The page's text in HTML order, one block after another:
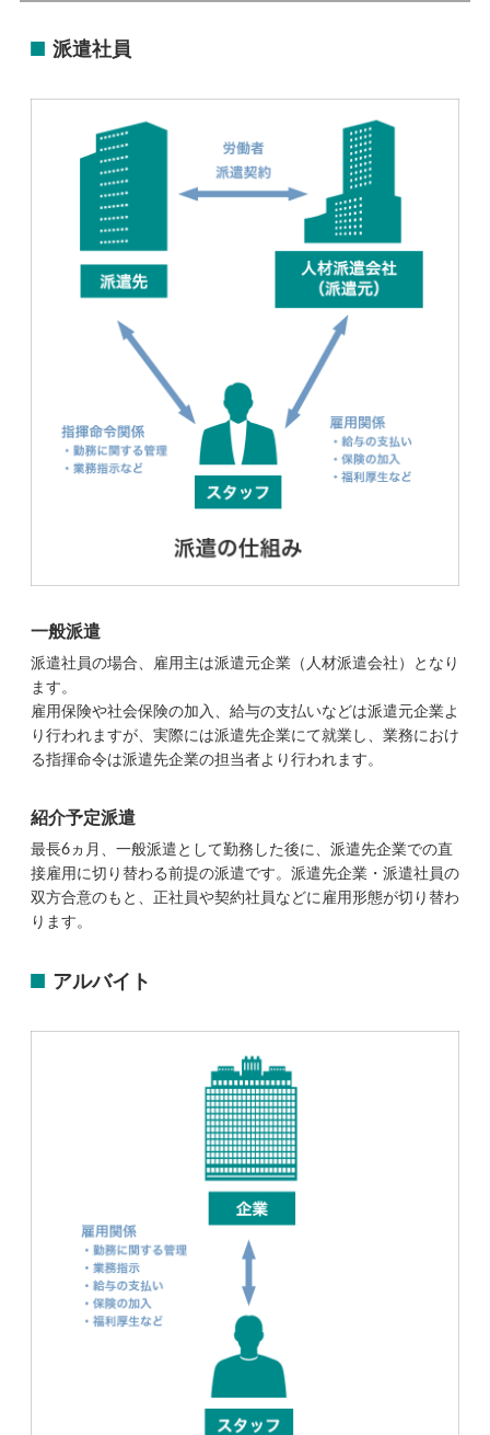
派遣社員
一般派遣
派遣社員の場合、雇用主は派遣元企業（人材派遣会社）となり
ます。
雇用保険や社会保険の加入、給与の支払いなどは派遣元企業よ
り行われますが、実際には派遣先企業にて就業し、業務におけ
る指揮命令は派遣先企業の担当者より行われます。
紹介予定派遣
最長6ヵ月、一般派遣として勤務した後に、派遣先企業での直
接雇用に切り替わる前提の派遣です。派遣先企業・派遣社員の
双方合意のもと、正社員や契約社員などに雇用形態が切り替わ
ります。
アルバイト